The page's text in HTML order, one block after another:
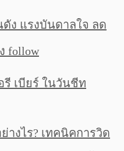
ดัง แรงบันดาลใจ ลด
follow
รี เบียร์ ในวันชีท
งไร? เทคนิคการวิด